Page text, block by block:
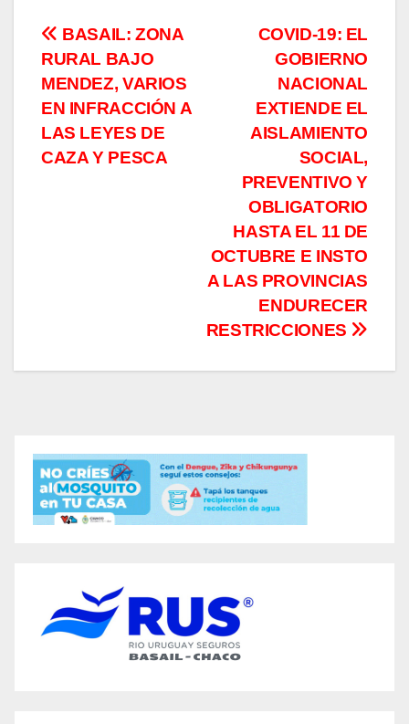
Navegación
de
entradas
COVID-19: EL
GOBIERNO
NACIONAL
EXTIENDE EL
AISLAMIENTO
SOCIAL,
PREVENTIVO Y
OBLIGATORIO
HASTA EL 11 DE
OCTUBRE E INSTO
A LAS PROVINCIAS
ENDURECER
RESTRICCIONES
BASAIL: ZONA
RURAL BAJO
MENDEZ, VARIOS
EN INFRACCIÓN A
LAS LEYES DE
CAZA Y PESCA